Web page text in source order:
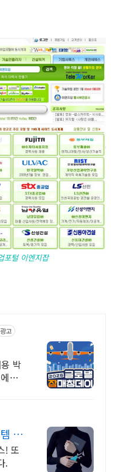
포털 이엔지잡
광고
박
서
면
! 또
.